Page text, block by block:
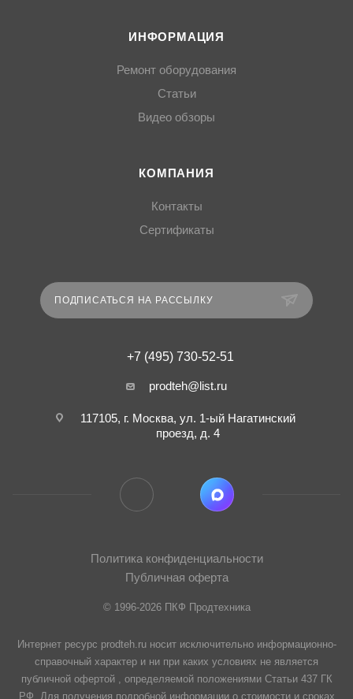
ИНФОРМАЦИЯ
Ремонт оборудования
Статьи
Видео обзоры
КОМПАНИЯ
Контакты
Сертификаты
ПОДПИСАТЬСЯ НА РАССЫЛКУ
+7 (495) 730-52-51
prodteh@list.ru
117105, г. Москва, ул. 1-ый Нагатинский
проезд, д. 4
Политика конфиденциальности
Публичная оферта
© 1996-2026 ПКФ Продтехника
Интернет ресурс prodteh.ru носит исключительно информационно-
справочный характер и ни при каких условиях не является
публичной офертой , определяемой положениями Статьи 437 ГК
РФ. Для получения подробной информации о стоимости и сроках